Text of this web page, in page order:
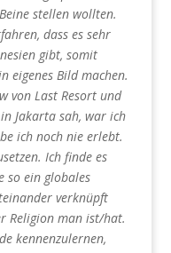
stellen wollten.
dass es sehr
gibt, somit
eigenes Bild machen.
von Last Resort und
Jakarta sah, war ich
ich noch nie erlebt.
Ich finde es
so ein globales
verknüpft
Religion man ist/hat.
kennenzulernen,